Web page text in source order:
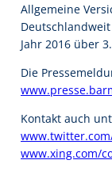
Allgemeine
Jahr 2016 über
Die
Kontakt auch
www.xing.com/